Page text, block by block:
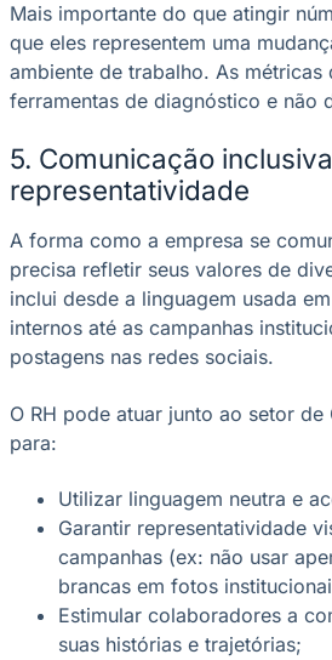
Mais importante do que atingir
que eles representem uma
ambiente de trabalho. As métricas
ferramentas de diagnóstico e não
5. Comunicação
representatividade
A forma como a empresa se
precisa refletir seus valores de
inclui desde a linguagem usada
internos até as campanhas
postagens nas redes sociais.
O RH pode atuar junto ao setor de
para:
Utilizar linguagem neutra e
Garantir representatividade
campanhas (ex: não usar
brancas em fotos
Estimular colaboradores a
suas histórias e trajetórias;